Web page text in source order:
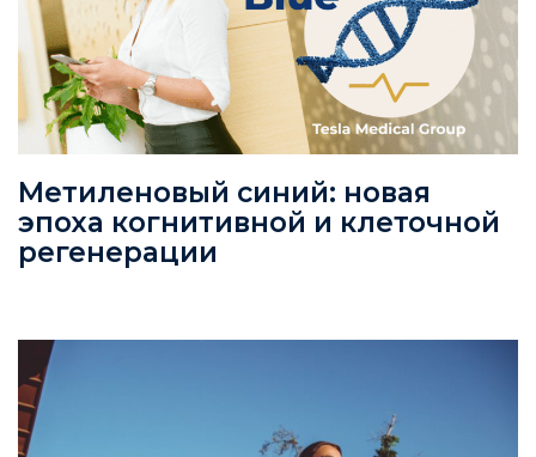
Метиленовый синий: новая
эпоха когнитивной и клеточной
регенерации